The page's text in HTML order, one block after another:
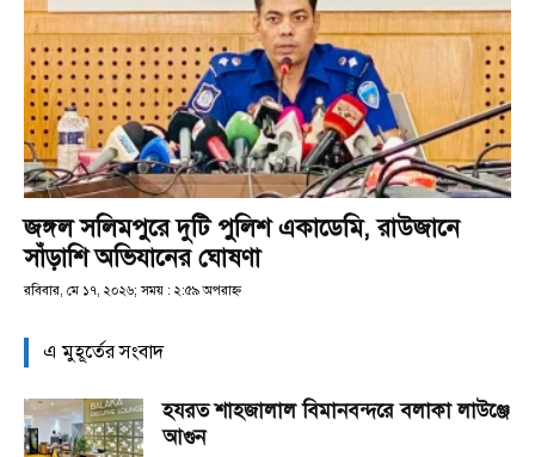
জঙ্গল সলিমপুরে দুটি পুলিশ একাডেমি, রাউজানে
সাঁড়াশি অভিযানের ঘোষণা
রবিবার, মে ১৭, ২০২৬; সময় : ২:৫৯ অপরাহ্ণ
এ মুহূর্তের সংবাদ
হযরত শাহজালাল বিমানবন্দরে বলাকা লাউঞ্জে
আগুন